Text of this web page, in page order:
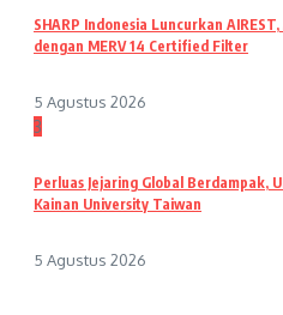
SHARP Indonesia Luncurkan
dengan MERV 14 Certified Filter
5 Agustus 2026
3
Perluas Jejaring Global Berdampak,
Kainan University Taiwan
5 Agustus 2026